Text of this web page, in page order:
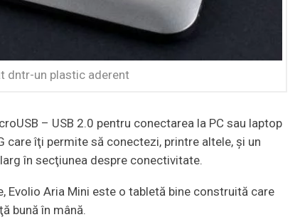
dntr-un plastic aderent
– USB 2.0 pentru conectarea la PC sau laptop
care îţi permite să conectezi, printre altele, şi un
în secţiunea despre conectivitate.
Evolio Aria Mini este o tabletă bine construită care
bună în mână.